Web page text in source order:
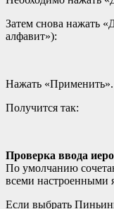
Затем снова нажать
алфавит»):
Нажать «Применить».
Получится так:
Проверка ввода
По умолчанию
всеми настроенными
Если выбрать